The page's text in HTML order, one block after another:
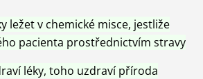
ležet v chemické misce, jestliže
pacienta prostřednictvím stravy
léky, toho uzdraví příroda